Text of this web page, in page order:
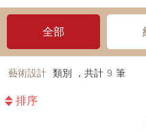
全部
藝術設計 類別 ，共計 9 筆
排序